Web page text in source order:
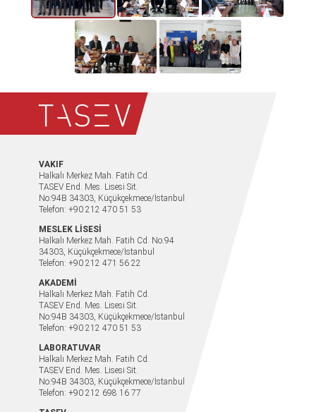
VAKIF
Halkalı Merkez Mah. Fatih Cd.
TASEV End. Mes. Lisesi Sit.
No:94B 34303, Küçükçekmece/İstanbul
Telefon: +90 212 470 51 53
MESLEK LİSESİ
Halkalı Merkez Mah. Fatih Cd. No:94
34303, Küçükçekmece/İstanbul
Telefon: +90 212 471 56 22
AKADEMİ
Halkalı Merkez Mah. Fatih Cd.
TASEV End. Mes. Lisesi Sit.
No:94B 34303, Küçükçekmece/İstanbul
Telefon: +90 212 470 51 53
LABORATUVAR
Halkalı Merkez Mah. Fatih Cd.
TASEV End. Mes. Lisesi Sit.
No:94B 34303, Küçükçekmece/İstanbul
Telefon: +90 212 698 16 77